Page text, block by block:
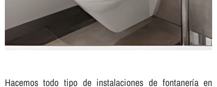
Hacemos todo tipo de instalaciones de fontanerí­a en